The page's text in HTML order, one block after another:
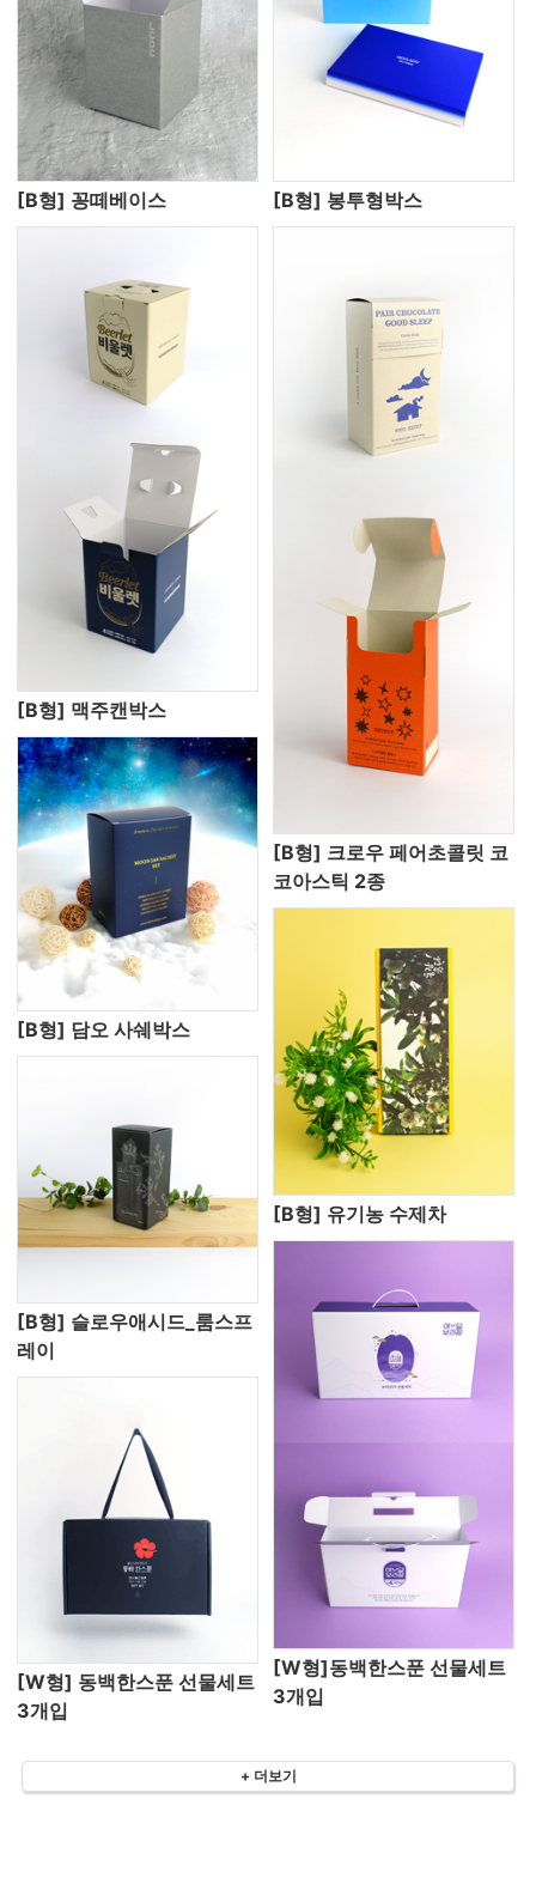
[B형] 꽁떼베이스
[B형] 맥주캔박스
[B형] 봉투형박스
[B형] 담오 사쉐박스
[B형] 크로우 페어초콜릿 코
코아스틱 2종
[B형] 슬로우애시드_룸스프
레이
[B형] 유기농 수제차
[W형] 동백한스푼 선물세트
3개입
[W형]동백한스푼 선물세트
3개입
+ 더보기